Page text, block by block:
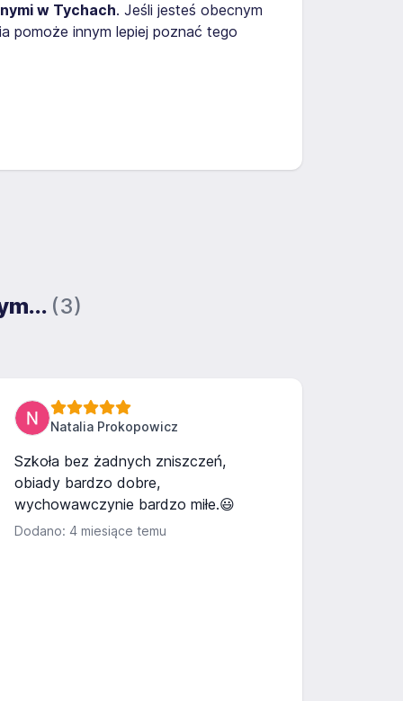
w Tychach. Jeśli jesteś obecnym
pomoże innym lepiej poznać tego
(3)
Natalia Prokopowicz
Szkoła bez żadnych zniszczeń,
obiady bardzo dobre,
wychowawczynie bardzo miłe.😃
Dodano: 4 miesiące temu